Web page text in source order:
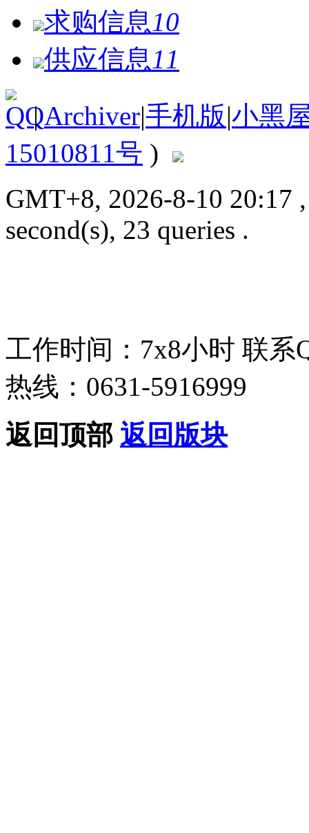
求购信息 10
供应信息 11
| Archiver|手机版|小黑
15010811号 )
GMT+8, 2026-8-10 20:17
second(s), 23 queries .
工作时间：7x8小时 联系
热线：0631-5916999
返回顶部 返回版块